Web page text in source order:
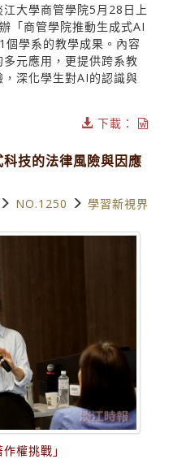
江大學商管學院5月28日上
「商管學院推動生成式AI
學系的教學成果。內容
元應用，更提供跨系教
深化學生對AI的認識與
下載：
技的法律風險與因應
NO.1250 學習新視界
權挑戰」